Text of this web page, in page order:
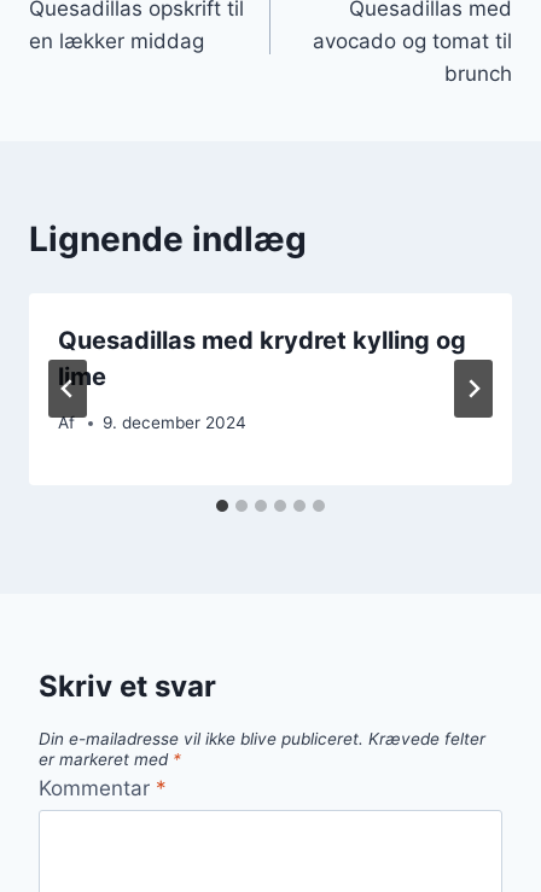
Quesadillas opskrift til
en lækker middag
Quesadillas med
avocado og tomat til
brunch
Lignende indlæg
Quesadillas med krydret kylling og
lime
Af 9. december 2024
Skriv et svar
Din e-mailadresse vil ikke blive publiceret. Krævede felter
er markeret med *
Kommentar *